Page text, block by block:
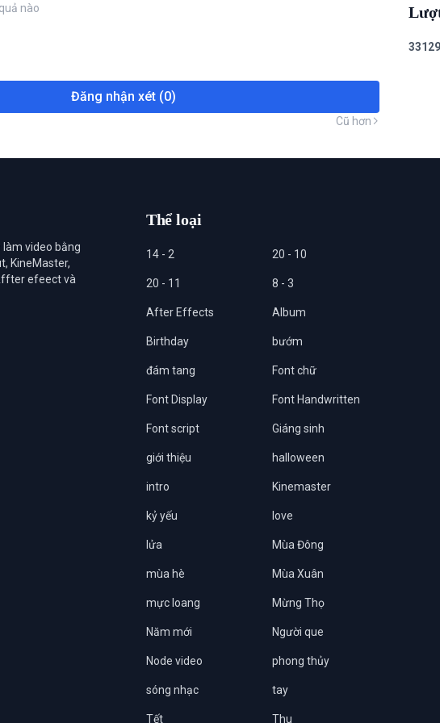
nào
Đăng nhận xét (0)
Cũ hơn
331 29
làm video bằng
KineMaster,
efeect và
Thể loại
14 - 2 20 - 10
20 - 11 8 - 3
After Effects Album
Birthday bướm
đám tang Font chữ
Font Display Font Handwritten
Font script Giáng sinh
giới thiệu halloween
intro Kinemaster
kỷ yếu love
lửa Mùa Đông
mùa hè Mùa Xuân
mực loang Mừng Thọ
Năm mới Người que
Node video phong thủy
sóng nhạc tay
Tết Thu